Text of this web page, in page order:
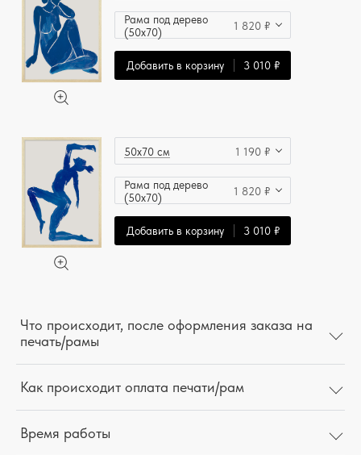
Рама под дерево
(50x70)
1 820 ₽
Добавить в корзину 3 010 ₽
50x70 см 1 190 ₽
Рама под дерево
(50x70)
1 820 ₽
Добавить в корзину 3 010 ₽
Что происходит, после оформления заказа на
печать/рамы
Как происходит оплата печати/рам
Время работы